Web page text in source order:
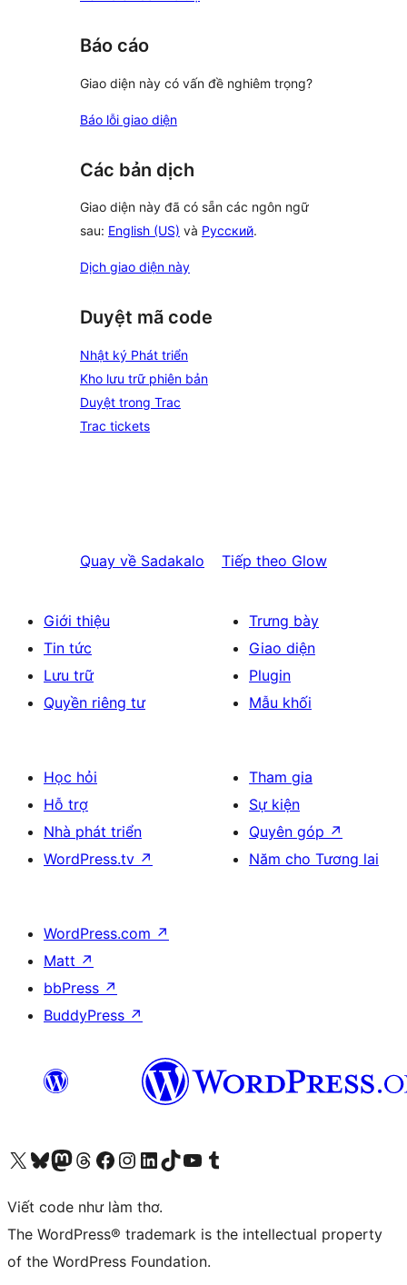
Báo cáo
Giao diện này có vấn đề nghiêm trọng?
Báo lỗi giao diện
Các bản dịch
Giao diện này đã có sẵn các ngôn ngữ
sau: English (US) và Русский.
Dịch giao diện này
Duyệt mã code
Nhật ký Phát triển
Kho lưu trữ phiên bản
Duyệt trong Trac
Trac tickets
Quay về Sadakalo Tiếp theo Glow
Giới thiệu
Tin tức
Lưu trữ
Quyền riêng tư
Trưng bày
Giao diện
Plugin
Mẫu khối
Học hỏi
Hỗ trợ
Nhà phát triển
WordPress.tv ↗
Tham gia
Sự kiện
Quyên góp ↗
Năm cho Tương lai
WordPress.com ↗
Matt ↗
bbPress ↗
BuddyPress ↗
Truy cập tài khoản X (trước đây là Twitter) của chúng tôiVisit our Bluesky account
Visit our Mastodon account
Visit our Threads account
Xem trang Facebook của chúng tôiTruy cập tài khoản Instagram của chúng tôiTruy cập tài khoản LinkedIn của chúng tôiVisit our TikTok account
Truy cập kênh YouTube của chúng tôi Visit our Tumblr account
Viết code như làm thơ.
The WordPress® trademark is the intellectual property
of the WordPress Foundation.